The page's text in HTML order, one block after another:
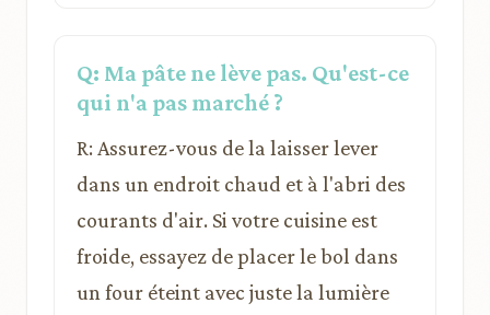
Q: Ma pâte ne lève pas. Qu'est-ce
qui n'a pas marché ?
R: Assurez-vous de la laisser lever
dans un endroit chaud et à l'abri des
courants d'air. Si votre cuisine est
froide, essayez de placer le bol dans
un four éteint avec juste la lumière